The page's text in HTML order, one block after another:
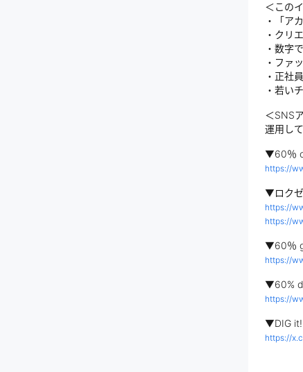
＜この
・「ア
・クリ
・数字
・ファ
・正社
・若い
＜SNS
運用し
▼60％
https://
▼ロクゼ
https://
https://
▼60％
https://
▼60%
https://
▼DIG it!
https://